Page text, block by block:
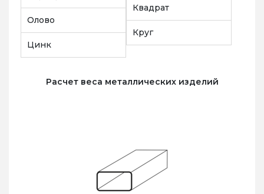
Олово
Цинк
Квадрат
Круг
Расчет веса металлических изделий